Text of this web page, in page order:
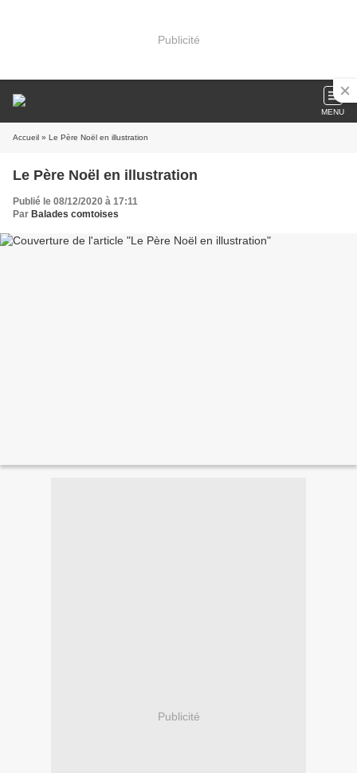
Publicité
MENU
Accueil » Le Père Noël en illustration
Le Père Noël en illustration
Publié le 08/12/2020 à 17:11
Par Balades comtoises
Publicité